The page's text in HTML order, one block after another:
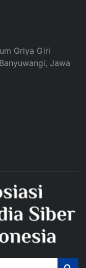
Griya Giri
Jawa